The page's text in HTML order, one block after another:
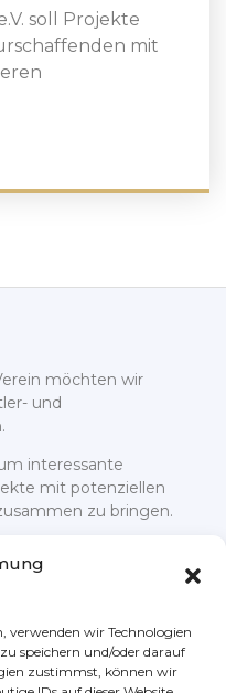
verwenden wir Technologien
speichern und/oder darauf
zustimmst, können wir
soll Projekte
mit
möchten wir
und
interessante
mit potenziellen
zu bringen.